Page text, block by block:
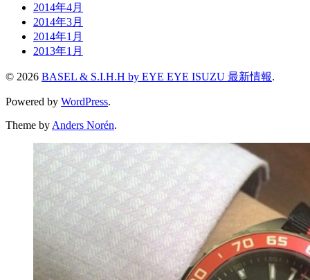
2014年4月
2014年3月
2014年1月
2013年1月
© 2026 BASEL & S.I.H.H by EYE EYE ISUZU 最新情報.
Powered by WordPress.
Theme by Anders Norén.